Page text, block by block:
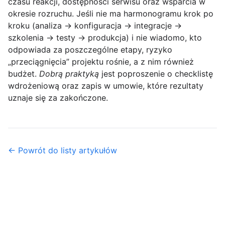
okresie rozruchu. Jeśli nie ma harmonogramu krok po
kroku (analiza → konfiguracja → integracje →
szkolenia → testy → produkcja) i nie wiadomo, kto
odpowiada za poszczególne etapy, ryzyko
„przeciągnięcia” projektu rośnie, a z nim również
budżet. Dobrą praktyką jest poproszenie o checklistę
wdrożeniową oraz zapis w umowie, które rezultaty
uznaje się za zakończone.
← Powrót do listy artykułów